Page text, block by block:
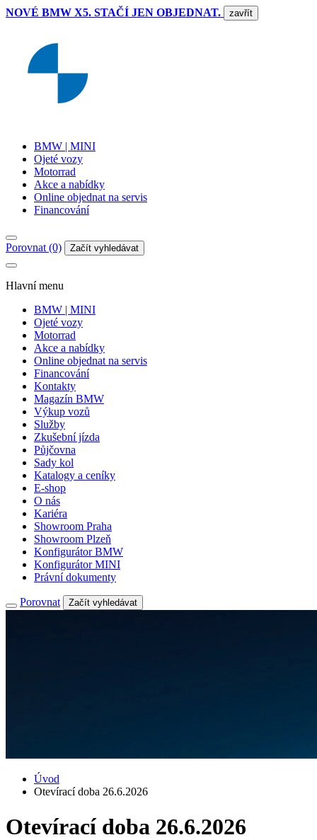
NOVÉ BMW X5. STAČÍ JEN OBJEDNAT. zavřít
BMW | MINI
Ojeté vozy
Motorrad
Akce a nabídky
Online objednat na servis
Financování
Porovnat (0) Začít vyhledávat
Hlavní menu
BMW | MINI
Ojeté vozy
Motorrad
Akce a nabídky
Online objednat na servis
Financování
Kontakty
Magazín BMW
Výkup vozů
Služby
Zkušební jízda
Půjčovna
Sady kol
Katalogy a ceníky
E-shop
O nás
Kariéra
Showroom Praha
Showroom Plzeň
Konfigurátor BMW
Konfigurátor MINI
Právní dokumenty
Porovnat Začít vyhledávat
Úvod
Otevírací doba 26.6.2026
Otevírací doba 26.6.2026